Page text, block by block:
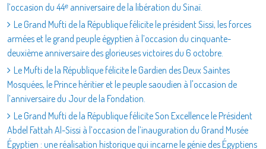
l’occasion du 44ᵉ anniversaire de la libération du Sinaï.
Le Grand Mufti de la République félicite le président Sissi, les forces
armées et le grand peuple égyptien à l’occasion du cinquante-
deuxième anniversaire des glorieuses victoires du 6 octobre.
Le Mufti de la République félicite le Gardien des Deux Saintes
Mosquées, le Prince héritier et le peuple saoudien à l'occasion de
l’anniversaire du Jour de la Fondation.
Le Grand Mufti de la République félicite Son Excellence le Président
Abdel Fattah Al-Sissi à l’occasion de l’inauguration du Grand Musée
Égyptien : une réalisation historique qui incarne le génie des Égyptiens